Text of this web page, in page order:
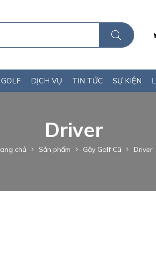
DỊCH VỤ TIN TỨC SỰ KIỆN
Driver
chủ Sản phẩm Gậy Golf Cũ Driver